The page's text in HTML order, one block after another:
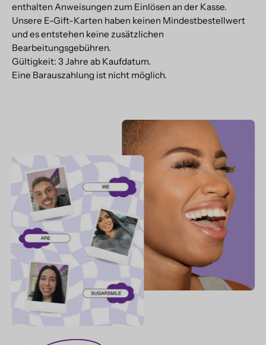
enthalten Anweisungen zum Einlösen an der Kasse.
Unsere E-Gift-Karten haben keinen Mindestbestellwert
und es entstehen keine zusätzlichen
Bearbeitungsgebühren.
Gültigkeit: 3 Jahre ab Kaufdatum.
Eine Barauszahlung ist nicht möglich.